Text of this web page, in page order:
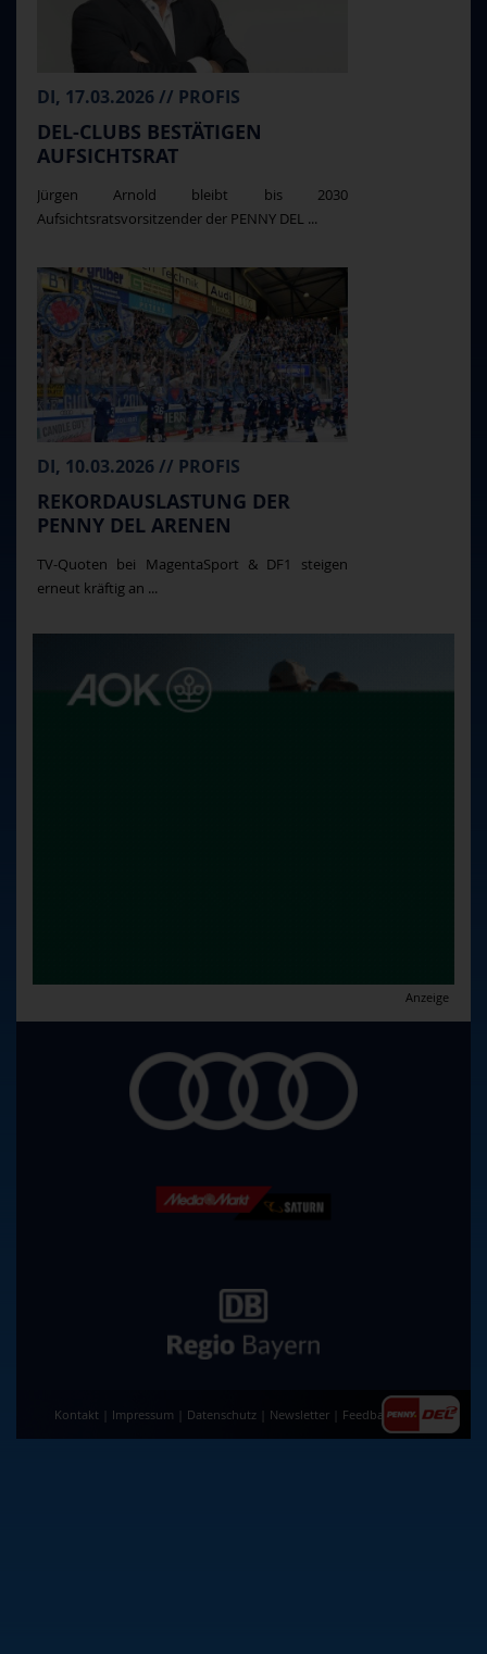
DI, 17.03.2026 // PROFIS
DEL-CLUBS BESTÄTIGEN
AUFSICHTSRAT
Jürgen Arnold bleibt bis 2030
Aufsichtsratsvorsitzender der PENNY DEL ...
DI, 10.03.2026 // PROFIS
REKORDAUSLASTUNG DER
PENNY DEL ARENEN
TV-Quoten bei MagentaSport & DF1 steigen
erneut kräftig an ...
Anzeige
Kontakt Impressum Datenschutz Newsletter Feedback|AGB